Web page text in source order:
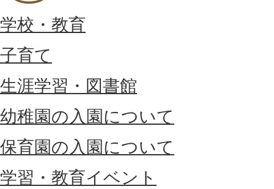
学校・教育
子育て
生涯学習・図書館
幼稚園の入園について
保育園の入園について
学習・教育イベント